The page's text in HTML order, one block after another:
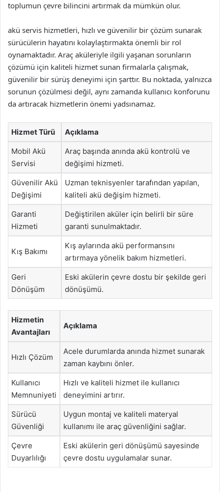
toplumun çevre bilincini artırmak da mümkün olur.
akü servis hizmetleri, hızlı ve güvenilir bir çözüm sunarak
sürücülerin hayatını kolaylaştırmakta önemli bir rol
oynamaktadır. Araç aküleriyle ilgili yaşanan sorunların
çözümü için kaliteli hizmet sunan firmalarla çalışmak,
güvenilir bir sürüş deneyimi için şarttır. Bu noktada, yalnızca
sorunun çözülmesi değil, aynı zamanda kullanıcı konforunu
da artıracak hizmetlerin önemi yadsınamaz.
Hizmet Türü Açıklama
Mobil Akü
Servisi
Araç başında anında akü kontrolü ve
değişimi hizmeti.
Güvenilir Akü
Değişimi
Uzman teknisyenler tarafından yapılan,
kaliteli akü değişim hizmeti.
Garanti
Hizmeti
Değiştirilen aküler için belirli bir süre
garanti sunulmaktadır.
Kış Bakımı
Kış aylarında akü performansını
artırmaya yönelik bakım hizmetleri.
Geri
Dönüşüm
Eski akülerin çevre dostu bir şekilde geri
dönüşümü.
Hizmetin
Avantajları
Açıklama
Hızlı Çözüm
Acele durumlarda anında hizmet sunarak
zaman kaybını önler.
Kullanıcı
Memnuniyeti
Hızlı ve kaliteli hizmet ile kullanıcı
deneyimini artırır.
Sürücü
Güvenliği
Uygun montaj ve kaliteli materyal
kullanımı ile araç güvenliğini sağlar.
Çevre
Duyarlılığı
Eski akülerin geri dönüşümü sayesinde
çevre dostu uygulamalar sunar.